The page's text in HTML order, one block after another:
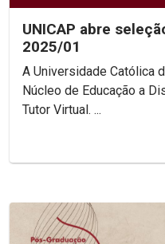
UNICAP abre
2025/01
A Universidade Católica
Núcleo de Educação a
Tutor Virtual. ...